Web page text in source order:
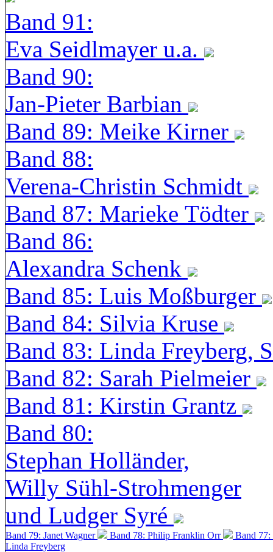
Band 91:
Eva Seidlmayer u.a.
Band 90:
Jan-Pieter Barbian
Band 89: Meike Kirner
Band 88:
Verena-Christin Schmidt
Band 87: Marieke Tödter
Band 86:
Alexandra Schenk
Band 85: Luis Moßburger
Band 84: Silvia Kruse
Band 83: Linda Freyberg,
Band 82: Sarah Pielmeier
Band 81: Kirstin Grantz
Band 80:
Stephan Holländer,
Willy Sühl-Strohmenger
und Ludger Syré
Band 79: Janet Wagner Band 78: Philip Franklin Orr
Band
Linda Freyberg